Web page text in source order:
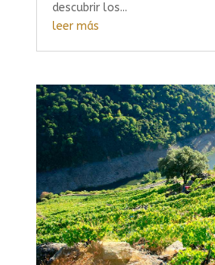
descubrir los...
leer más